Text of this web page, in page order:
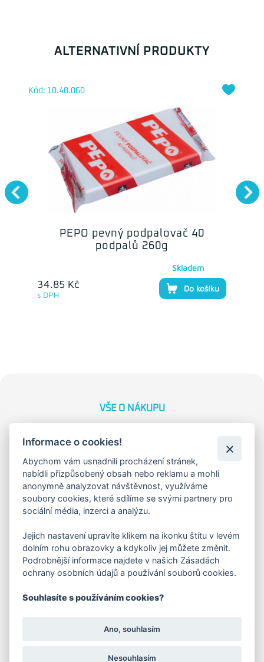
ALTERNATIVNÍ PRODUKTY
PEPO pevný podpalovač 40
podpalů 260g
Kód: 10.48.060
34.85 Kč
s DPH
Skladem
Do košíku
VŠE O NÁKUPU
Reklamační řád
Náhradní plnění
Ochrana osobních údajů
Zásady použití cookies
O společnosti
Kariéra
Kontakty
Družstevní 1394/12
DIČ: CZ28404009
Informace o cookies!
Abychom vám usnadnili procházení stránek,
nabídli přizpůsobený obsah nebo reklamu a mohli
anonymně analyzovat návštěvnost, využíváme
soubory cookies, které sdílíme se svými partnery pro
sociální média, inzerci a analýzu.
Jejich nastavení upravíte klikem na ikonku štítu v levém
dolním rohu obrazovky a kdykoliv jej můžete změnit.
Podrobnější informace najdete v našich Zásadách
ochrany osobních údajů a používání souborů cookies.
Souhlasíte s používáním cookies?
Ano, souhlasím
Nesouhlasím